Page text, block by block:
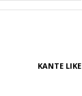
ΚΆΝΤΕ LIKE